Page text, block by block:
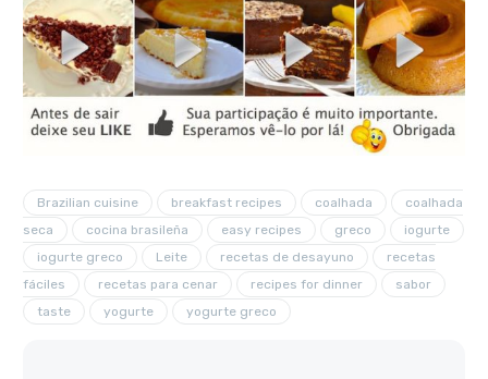
Brazilian cuisine breakfast recipes coalhada
coalhada
seca
cocina brasileña easy recipes greco
iogurte
iogurte greco
Leite recetas de desayuno
recetas
fáciles
recetas para cenar recipes for dinner
sabor
taste
yogurte yogurte greco